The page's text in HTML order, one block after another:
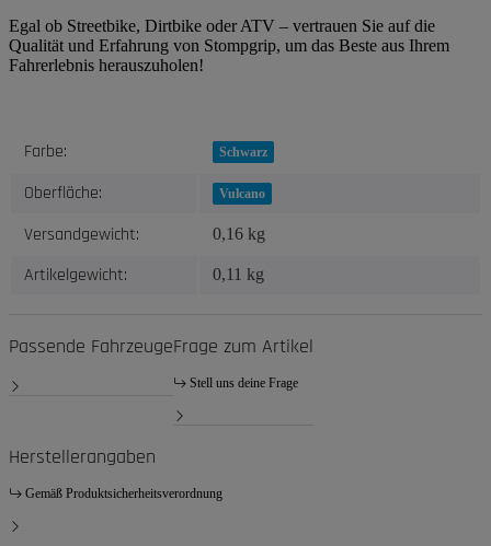
Egal ob Streetbike, Dirtbike oder ATV – vertrauen Sie auf die
Qualität und Erfahrung von Stompgrip, um das Beste aus Ihrem
Fahrerlebnis herauszuholen!
Produkteigenschaft
Wert
Farbe: Schwarz
Oberfläche: Vulcano
Versandgewicht: 0,16 kg
Artikelgewicht: 0,11 kg
Passende FahrzeugeFrage zum Artikel
Stell uns deine Frage
Herstellerangaben
Gemäß Produktsicherheitsverordnung